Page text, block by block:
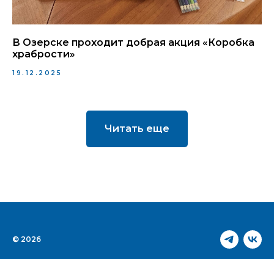
В Озерске проходит добрая акция «Коробка
храбрости»
19.12.2025
Читать еще
© 2026